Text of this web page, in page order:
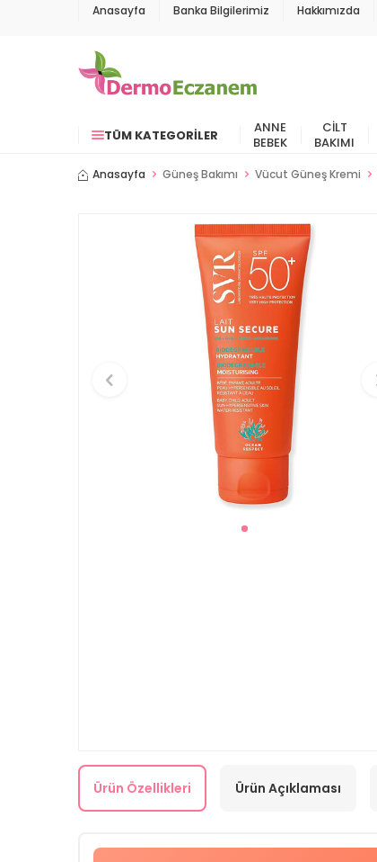
Anasayfa Banka Bilgilerimiz Hakkımızda
TÜM KATEGORILER
ANNE
BEBEK
CILT
BAKIMI
Anasayfa Güneş Bakımı Vücut Güneş Kremi
Ürün Özellikleri Ürün Açıklaması